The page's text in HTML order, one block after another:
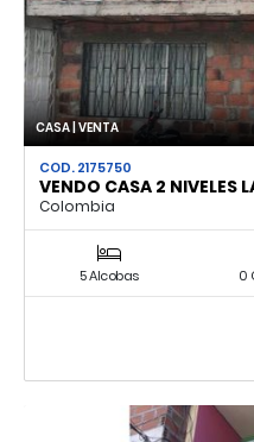
CASA | VENTA
COD. 2175750
VENDO CASA 2 NIVELES
Colombia
5 Alcobas 0